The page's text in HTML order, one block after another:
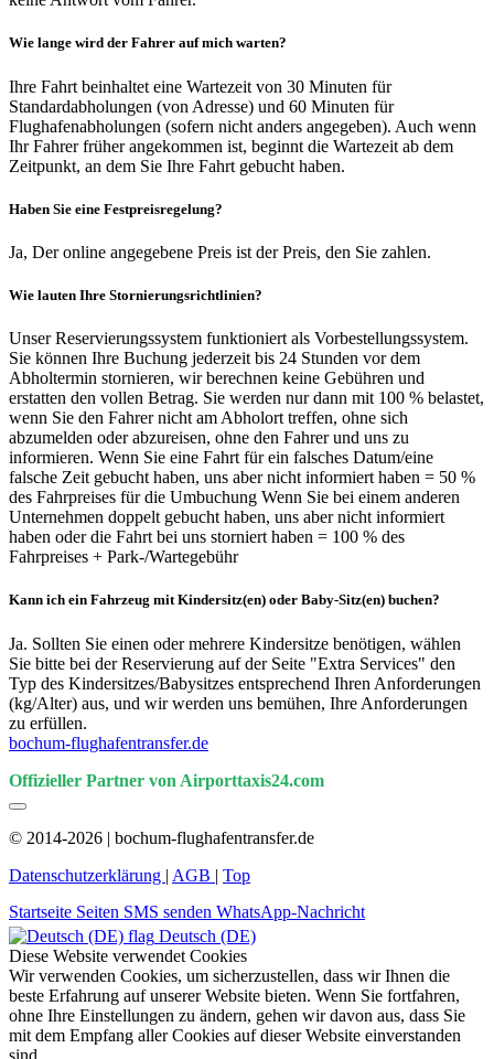
Wie lange wird der Fahrer auf mich warten?
Ihre Fahrt beinhaltet eine Wartezeit von 30 Minuten für
Standardabholungen (von Adresse) und 60 Minuten für
Flughafenabholungen (sofern nicht anders angegeben). Auch wenn
Ihr Fahrer früher angekommen ist, beginnt die Wartezeit ab dem
Zeitpunkt, an dem Sie Ihre Fahrt gebucht haben.
Haben Sie eine Festpreisregelung?
Ja, Der online angegebene Preis ist der Preis, den Sie zahlen.
Wie lauten Ihre Stornierungsrichtlinien?
Unser Reservierungssystem funktioniert als Vorbestellungssystem.
Sie können Ihre Buchung jederzeit bis 24 Stunden vor dem
Abholtermin stornieren, wir berechnen keine Gebühren und
erstatten den vollen Betrag. Sie werden nur dann mit 100 % belastet,
wenn Sie den Fahrer nicht am Abholort treffen, ohne sich
abzumelden oder abzureisen, ohne den Fahrer und uns zu
informieren. Wenn Sie eine Fahrt für ein falsches Datum/eine
falsche Zeit gebucht haben, uns aber nicht informiert haben = 50 %
des Fahrpreises für die Umbuchung Wenn Sie bei einem anderen
Unternehmen doppelt gebucht haben, uns aber nicht informiert
haben oder die Fahrt bei uns storniert haben = 100 % des
Fahrpreises + Park-/Wartegebühr
Kann ich ein Fahrzeug mit Kindersitz(en) oder Baby-Sitz(en) buchen?
Ja. Sollten Sie einen oder mehrere Kindersitze benötigen, wählen
Sie bitte bei der Reservierung auf der Seite "Extra Services" den
Typ des Kindersitzes/Babysitzes entsprechend Ihren Anforderungen
(kg/Alter) aus, und wir werden uns bemühen, Ihre Anforderungen
zu erfüllen.
bochum-flughafentransfer.de
Offizieller Partner von Airporttaxis24.com
© 2014-2026 | bochum-flughafentransfer.de
Datenschutzerklärung | AGB | Top
Startseite Seiten SMS senden WhatsApp-Nachricht
Deutsch (DE)
Diese Website verwendet Cookies
Wir verwenden Cookies, um sicherzustellen, dass wir Ihnen die
beste Erfahrung auf unserer Website bieten. Wenn Sie fortfahren,
ohne Ihre Einstellungen zu ändern, gehen wir davon aus, dass Sie
mit dem Empfang aller Cookies auf dieser Website einverstanden
sind.